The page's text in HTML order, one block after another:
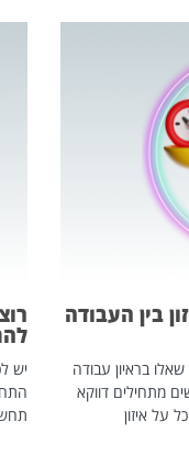
בין העבודה
בראיון עבודה
מתחילים דווקא
על איזון
יש